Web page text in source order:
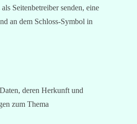
Seitenbetreiber senden, eine
an dem Schloss-Symbol in
deren Herkunft und
zum Thema